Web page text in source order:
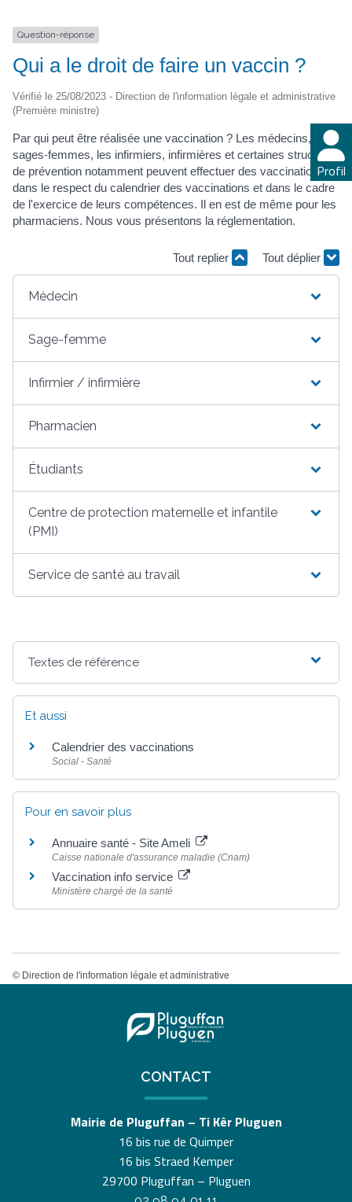
Profil
Question-réponse
Qui a le droit de faire un vaccin ?
Vérifié le 25/08/2023 - Direction de l'information légale et administrative
(Première ministre)
Par qui peut être réalisée une vaccination ? Les médecins, les
sages-femmes, les infirmiers, infirmières et certaines structures
de prévention notamment peuvent effectuer des vaccinations,
dans le respect du calendrier des vaccinations et dans le cadre
de l'exercice de leurs compétences. Il en est de même pour les
pharmaciens. Nous vous présentons la réglementation.
Tout replier Tout déplier
Médecin
Sage-femme
Infirmier / infirmière
Pharmacien
Étudiants
Centre de protection maternelle et infantile
(PMI)
Service de santé au travail
Textes de référence
Et aussi
Calendrier des vaccinations
Social - Santé
Pour en savoir plus
Annuaire santé - Site Ameli
Caisse nationale d'assurance maladie (Cnam)
Vaccination info service
Ministère chargé de la santé
© Direction de l'information légale et administrative
CONTACT
Mairie de Pluguffan – Ti Kêr Pluguen
16 bis rue de Quimper
16 bis Straed Kemper
29700 Pluguffan – Pluguen